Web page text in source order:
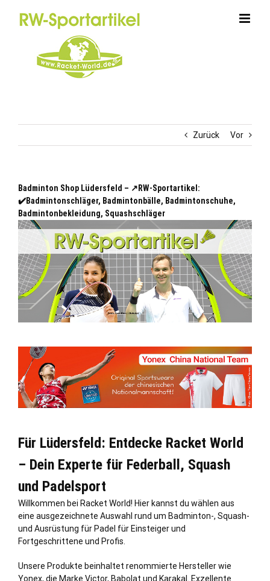
Zurück Vor
Badminton Shop Lüdersfeld – ↗️RW-Sportartikel:
✔️Badmintonschläger, Badmintonbälle, Badmintonschuhe,
Badmintonbekleidung, Squashschläger
Für Lüdersfeld: Entdecke Racket World
– Dein Experte für Federball, Squash
und Padelsport
Willkommen bei Racket World! Hier kannst du wählen aus
eine ausgezeichnete Auswahl rund um Badminton-, Squash-
und Ausrüstung für Padel für Einsteiger und
Fortgeschrittene und Profis.
Unsere Produkte beinhaltet renommierte Hersteller wie
Yonex, die Marke Victor, Babolat und Karakal. Exzellente